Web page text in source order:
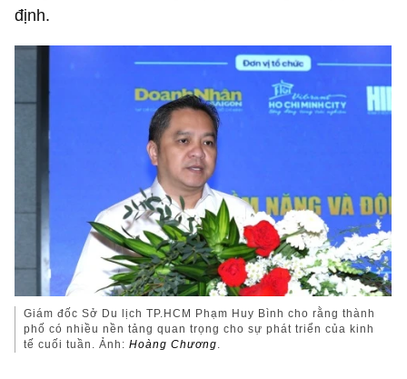
định.
Giám đốc Sở Du lịch TP.HCM Phạm Huy Bình cho rằng thành
phố có nhiều nền tảng quan trọng cho sự phát triển của kinh
tế cuối tuần. Ảnh:Hoàng Chương